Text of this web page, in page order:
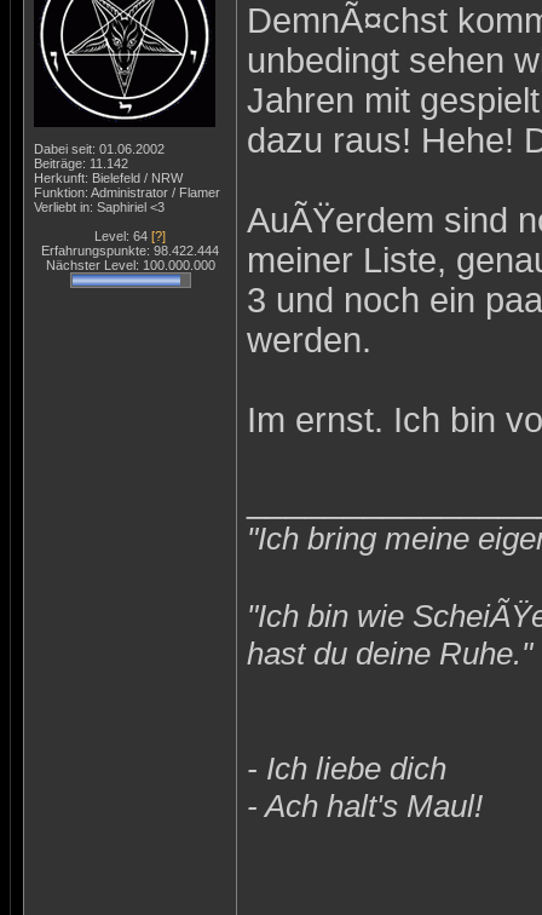
Dabei seit: 01.06.2002
Beiträge: 11.142
Herkunft: Bielefeld / NRW
Funktion: Administrator / Flamer
Verliebt in: Saphiriel <3
Level: 64 [?]
Erfahrungspunkte: 98.422.444
Nächster Level: 100.000.000
DemnÃ¤chst
unbedingt sehen
Jahren mit
dazu raus! Hehe!
AuÃŸerdem sind
meiner Liste,
3 und noch ein
werden.
Im ernst. Ich bin
"Ich bring meine
"Ich bin wie
hast du deine
- Ich liebe dich
- Ach halt's Maul!